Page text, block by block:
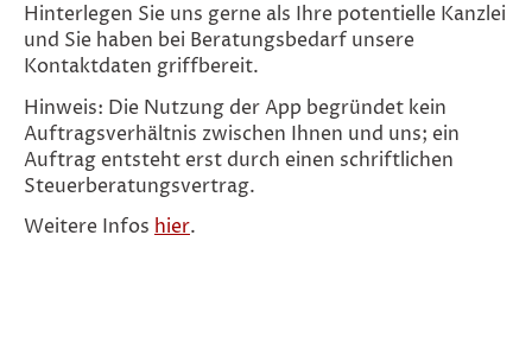
Hinterlegen Sie uns gerne als Ihre potentielle Kanzlei
und Sie haben bei Beratungsbedarf unsere
Kontaktdaten griffbereit.
Hinweis: Die Nutzung der App begründet kein
Auftragsverhältnis zwischen Ihnen und uns; ein
Auftrag entsteht erst durch einen schriftlichen
Steuerberatungsvertrag.
Weitere Infos hier.